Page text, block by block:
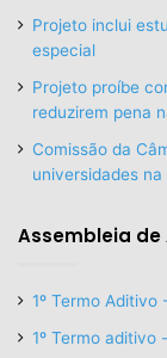
Projeto inclui
especial
Projeto proíbe
reduzirem pena
Comissão da
universidades
Assembleia de
1º Termo
1º Termo aditivo